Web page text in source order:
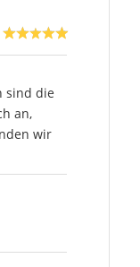
sind die
an,
wir